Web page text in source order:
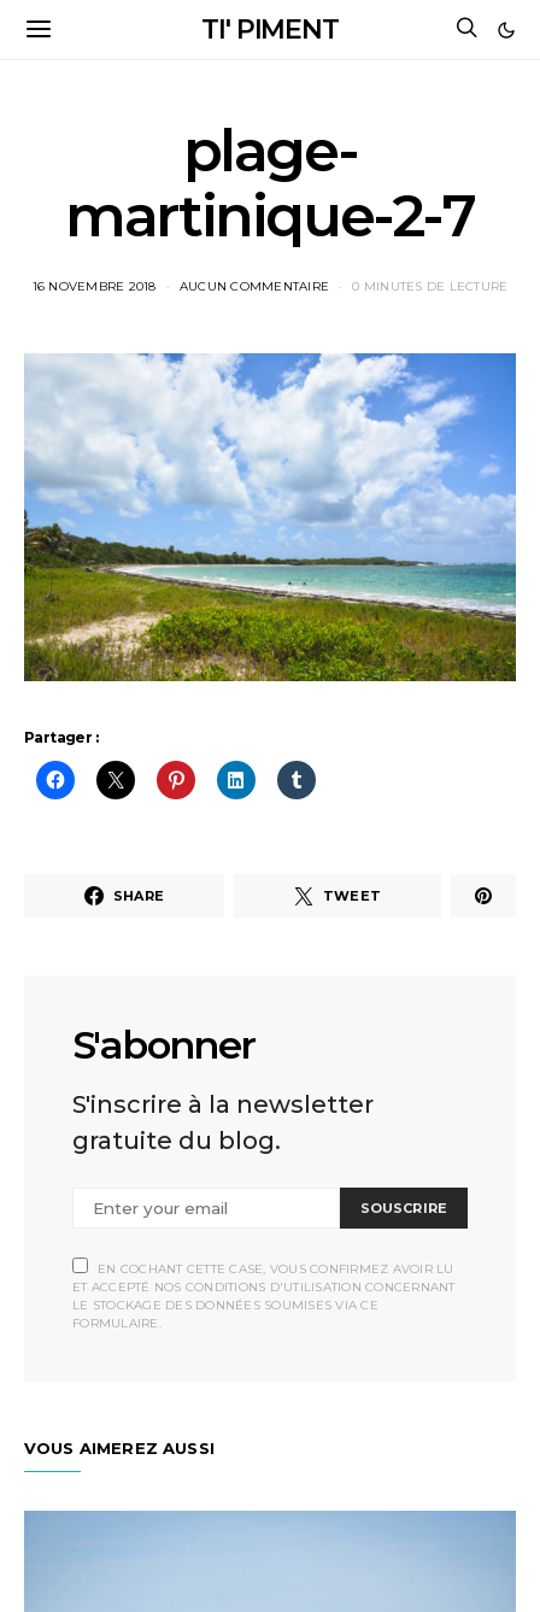
TI' PIMENT
plage-
martinique-2-7
16 NOVEMBRE 2018 AUCUN COMMENTAIRE 0 MINUTES DE LECTURE
Partager :
SHARE TWEET
S'abonner
S'inscrire à la newsletter
gratuite du blog.
SOUSCRIRE
EN COCHANT CETTE CASE, VOUS CONFIRMEZ AVOIR LU
ET ACCEPTÉ NOS CONDITIONS D'UTILISATION CONCERNANT
LE STOCKAGE DES DONNÉES SOUMISES VIA CE
FORMULAIRE.
VOUS AIMEREZ AUSSI